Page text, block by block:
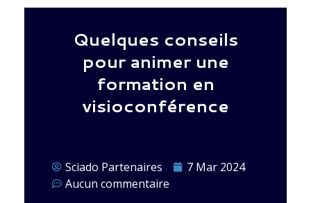
Quelques conseils
pour animer une
formation en
visioconférence
Sciado Partenaires
7 Mar 2024
Aucun commentaire